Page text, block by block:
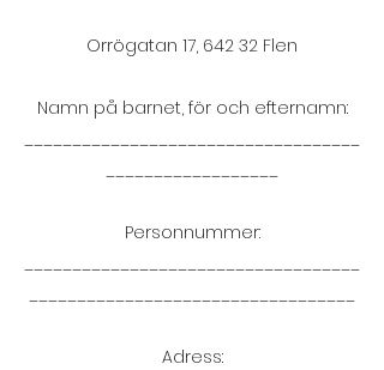
Orrögatan 17, 642 32 Flen
Namn på barnet, för och efternamn:
___________________________________
__________________
Personnummer:
___________________________________
__________________________________
Adress: